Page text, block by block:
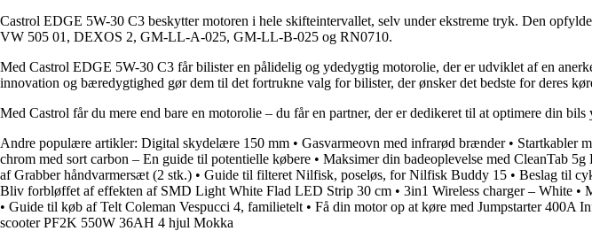
Castrol EDGE 5W-30 C3 beskytter motoren i hele skifteintervallet, selv under ekstreme tryk. Den
VW 505 01, DEXOS 2, GM-LL-A-025, GM-LL-B-025 og RN0710.
Med Castrol EDGE 5W-30 C3 får bilister en pålidelig og ydedygtig motorolie, der er udviklet af en
innovation og bæredygtighed gør dem til det fortrukne valg for bilister, der ønsker det bedste for deres
Med Castrol får du mere end bare en motorolie – du får en partner, der er dedikeret til at optimere din bils
Andre populære artikler: Digital skydelære 150 mm • Gasvarmeovn med infrarød brænder• Startkabler
chrom med sort carbon – En guide til potentielle købere • Maksimer din badeoplevelse med CleanTab
af Grabber håndvarmersæt (2 stk.) • Guide til filteret Nilfisk, poseløs, for Nilfisk Buddy 15 • Beslag til
Bliv forbløffet af effekten af SMD Light White Flad LED Strip 30 cm • 3in1 Wireless charger – White •
• Guide til køb af Telt Coleman Vespucci 4, familietelt • Få din motor op at køre med Jumpstarter 400A
scooter PF2K 550W 36AH 4 hjul Mokka